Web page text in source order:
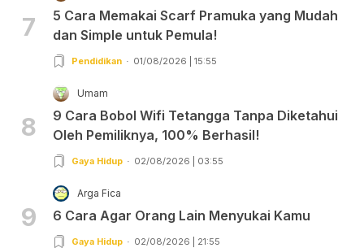
7
5 Cara Memakai Scarf Pramuka yang Mudah
dan Simple untuk Pemula!
Pendidikan 01/08/2026 | 15:55
8
Umam
9 Cara Bobol Wifi Tetangga Tanpa Diketahui
Oleh Pemiliknya, 100% Berhasil!
Gaya Hidup 02/08/2026 | 03:55
9
Arga Fica
6 Cara Agar Orang Lain Menyukai Kamu
Gaya Hidup 02/08/2026 | 21:55